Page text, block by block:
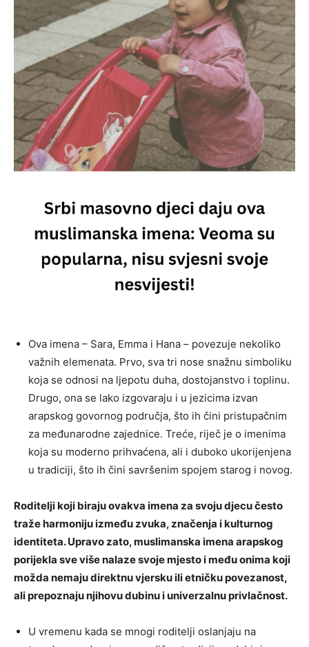
Ova imena – Sara, Emma i Hana – povezuje nekoliko
važnih elemenata. Prvo, sva tri nose snažnu simboliku
koja se odnosi na ljepotu duha, dostojanstvo i toplinu.
Drugo, ona se lako izgovaraju i u jezicima izvan
arapskog govornog područja, što ih čini pristupačnim
za međunarodne zajednice. Treće, riječ je o imenima
koja su moderno prihvaćena, ali i duboko ukorijenjena
u tradiciji, što ih čini savršenim spojem starog i novog.
Roditelji koji biraju ovakva imena za svoju djecu često
traže harmoniju između zvuka, značenja i kulturnog
identiteta. Upravo zato, muslimanska imena arapskog
porijekla sve više nalaze svoje mjesto i među onima koji
možda nemaju direktnu vjersku ili etničku povezanost,
ali prepoznaju njihovu dubinu i univerzalnu privlačnost.
U vremenu kada se mnogi roditelji oslanjaju na